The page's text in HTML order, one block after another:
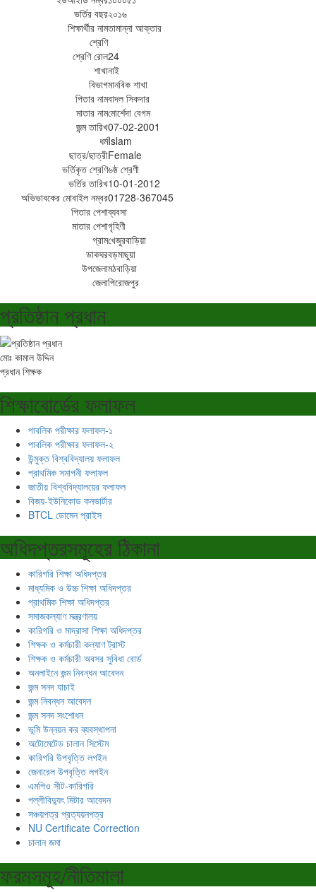
ভর্তির বছর২০১৬
শিক্ষার্থীর নামতামান্না আক্তার
শ্রেণি
শ্রেণি রোল24
শাখানাই
বিভাগমানবিক শাখা
পিতার নামবাদল সিকদার
মাতার নামমোর্শেদা বেগম
জন্ম তারিখ07-02-2001
ধর্মIslam
ছাত্র/ছাত্রীFemale
ভর্তিকৃত শ্রেণি৬ষ্ঠ শ্রেণী
ভর্তির তারিখ10-01-2012
অভিভাবকের মোবাইল নম্বর01728-367045
পিতার পেশাব্যবসা
মাতার পেশাগৃহিণী
গ্রামখেজুরবাড়িয়া
ডাকঘরবড়মাছুয়া
উপজেলামঠবাড়িয়া
জেলাপিরোজপুর
প্রতিষ্ঠান প্রধান
মোঃ কামাল উদ্দিন
প্রধান শিক্ষক
শিক্ষাবোর্ডের ফলাফল
পাবলিক পরীক্ষার ফলাফল-১
পাবলিক পরীক্ষার ফলাফল-২
উন্মুক্ত বিশ্ববিদ্যালয় ফলাফল
প্রাথমিক সমাপনী ফলাফল
জাতীয় বিশ্ববিদ্যালয়ের ফলাফল
বিজয়-ইউনিকোড কনভার্টার
BTCL ডোমেন প্রাইস
অধিদপ্তরসমূহের ঠিকানা
কারিগরি শিক্ষা অধিদপ্তর
মাধ্যমিক ও উচ্চ শিক্ষা অধিদপ্তর
প্রাথমিক শিক্ষা অধিদপ্তর
সমাজকল্যাণ মন্ত্রণালয়
কারিগরি ও মাদ্রাসা শিক্ষা অধিদপ্তর
শিক্ষক ও কর্মচারী কল্যাণ ট্রাস্ট
শিক্ষক ও কর্মচারী অবসর সুবিধা বোর্ড
অনলাইনে জন্ম নিবন্ধন আবেদন
জন্ম সনদ যাচাই
জন্ম নিবন্ধন আবেদন
জন্ম সনদ সংশোধন
ভূমি উন্নয়ন কর ব্যবস্থাপনা
অটোমেটেড চালান সিস্টেম
কারিগরি উপবৃত্তি লগইন
জেনারেল উপবৃত্তি লগইন
এমপিও সীট-কারিগরি
পল্লীবিদ্যুৎ মিটার আবেদন
সঞ্চয়পত্র প্রত্যয়নপত্র
NU Certificate Correction
চালান জমা
ফরমসমূহ/নীতিমালা